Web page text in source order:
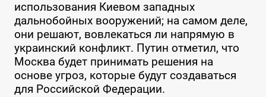
использования Киевом западных
дальнобойных вооружений; на самом деле,
они решают, вовлекаться ли напрямую в
украинский конфликт. Путин отметил, что
Москва будет принимать решения на
основе угроз, которые будут создаваться
для Российской Федерации.